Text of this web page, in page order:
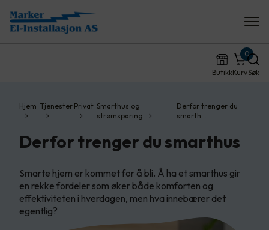
ButikkKurv
0
Søk
Hjem Tjenester Privat Smarthus og
strømsparing
Derfor trenger du
smarth…
Derfor trenger du smarthus
Smarte hjem er kommet for å bli. Å ha et smarthus gir
en rekke fordeler som øker både komforten og
effektiviteten i hverdagen, men hva innebærer det
egentlig?